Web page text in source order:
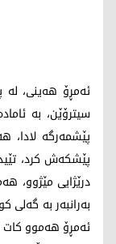
ئەمڕۆ هه‌ینی، لە
سیترۆێن، بە
پێشمەرگە لادا،
پێشکەش کرد،
درێژایی مێژوو،
بەرانبەر بە
ئەمڕۆ هەموو کات